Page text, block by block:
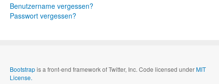
Benutzername vergessen?
Passwort vergessen?
Bootstrapis a front-end framework of Twitter, Inc. Code licensed underMIT
License.